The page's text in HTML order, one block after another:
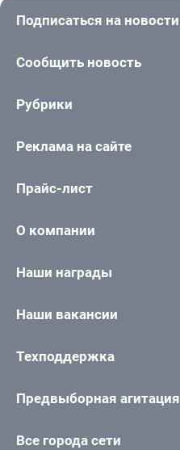
Подписаться на новости
Сообщить новость
Рубрики
Реклама на сайте
Прайс-лист
О компании
Наши награды
Наши вакансии
Техподдержка
Предвыборная агитация
Все города сети